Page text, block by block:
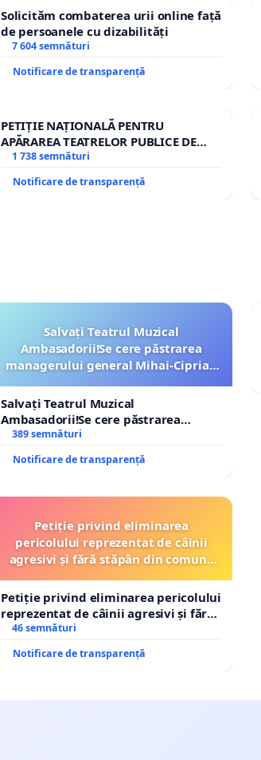
Solicităm combaterea urii online față
de persoanele cu dizabilități
7 604 semnături
Notificare de transparență
PETIȚIE NAȚIONALĂ PENTRU
APĂRAREA TEATRELOR PUBLICE DE
REPERTORIU DIN ROMÂNIA
1 738 semnături
Notificare de transparență
Salvați Teatrul Muzical
Ambasadorii!Se cere păstrarea
managerului general Mihai-Ciprian
Salvați Teatrul Muzical
Ambasadorii!Se cere păstrarea
managerului general Mihai-Ciprian
389 semnături
Notificare de transparență
Petiție privind eliminarea
pericolului reprezentat de câinii
agresivi și fără stăpân din comuna
Petiție privind eliminarea pericolului
reprezentat de câinii agresivi și fără
stăpân din comuna Tunari
46 semnături
Notificare de transparență